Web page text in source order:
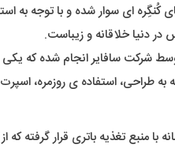
کُنگِره ای سوار شده و با توجه به
دنیا خلاقانه و زیباست.
سافایر انجام شده که
به طراحی، استفاده ی
منبع تغذیه باتری قرار گرفته